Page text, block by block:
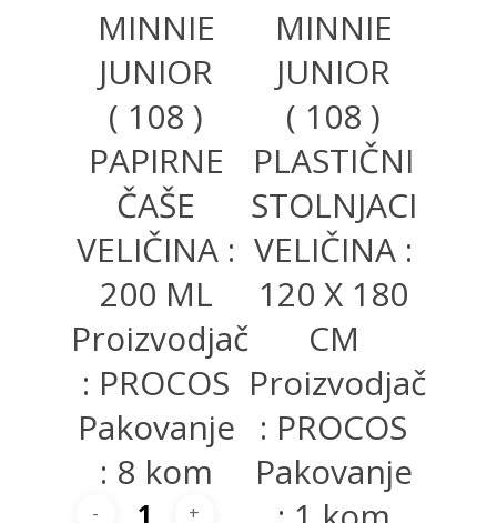
MINNIE
JUNIOR
( 108 )
PAPIRNE
ČAŠE
VELIČINA :
200 ML
Proizvodjač
: PROCOS
Pakovanje
: 8 kom
MINNIE
JUNIOR
( 108 )
PLASTIČNI
STOLNJACI
VELIČINA :
120 X 180
CM
Proizvodjač
: PROCOS
Pakovanje